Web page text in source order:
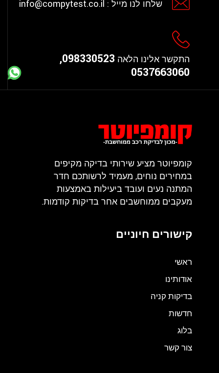
שלחו לנו מייל : info@compytest.co.il
התקשר אלינו הלאה
098330523,
0537663060
קומפיוטר מציע שירותי בדיקה מקיפים
במחירים נוחים, מעמיד לרשותכם חדר
המתנה נעים ועובד ביעילות באמצעות
מעקבים ממוחשבים אחר בדיקות קודמות.
קישורים חיוניים
ראשי
אודותינו
בדיקות קניה
חדשות
בלוג
צור קשר